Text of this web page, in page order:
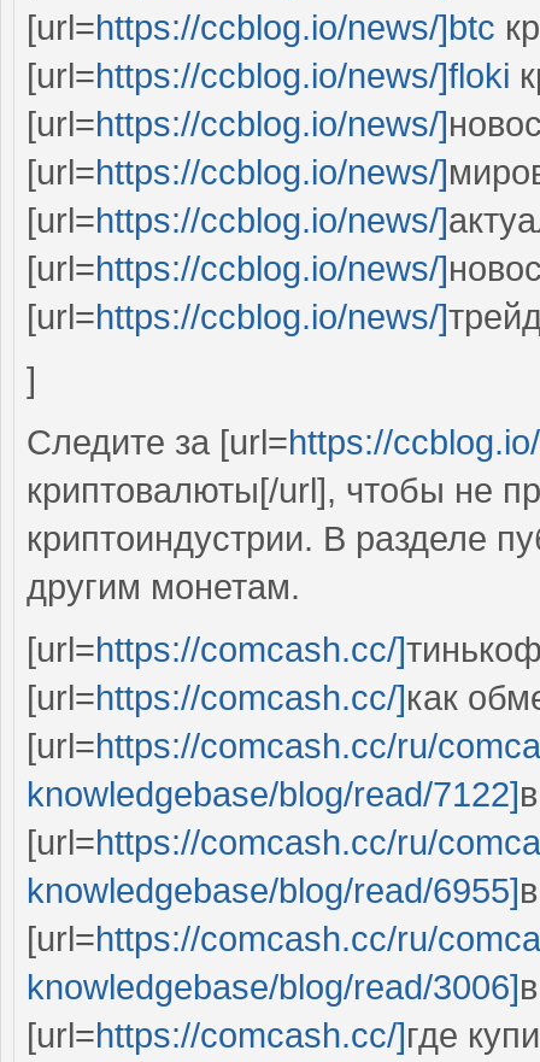
[url=https://ccblog.io/news/]btc
[url=https://ccblog.io/news/]floki
[url=https://ccblog.io/news/]
[url=https://ccblog.io/news/]
[url=https://ccblog.io/news/]
[url=https://ccblog.io/news/]
[url=https://ccblog.io/news/]
]
Следите за [url=https://
криптовалюты[/url], чтобы не
криптоиндустрии. В разделе
другим монетам.
[url=https://comcash.cc/]
[url=https://comcash.cc/]как
[url=https://comcash.cc/ru/
knowledgebase/blog/read/7122]
[url=https://comcash.cc/ru/
knowledgebase/blog/read/6955]
[url=https://comcash.cc/ru/
knowledgebase/blog/read/3006]
[url=https://comcash.cc/]где